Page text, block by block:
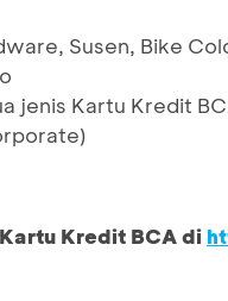
Susen, Bike
jenis Kartu Kredit
Kredit BCA di